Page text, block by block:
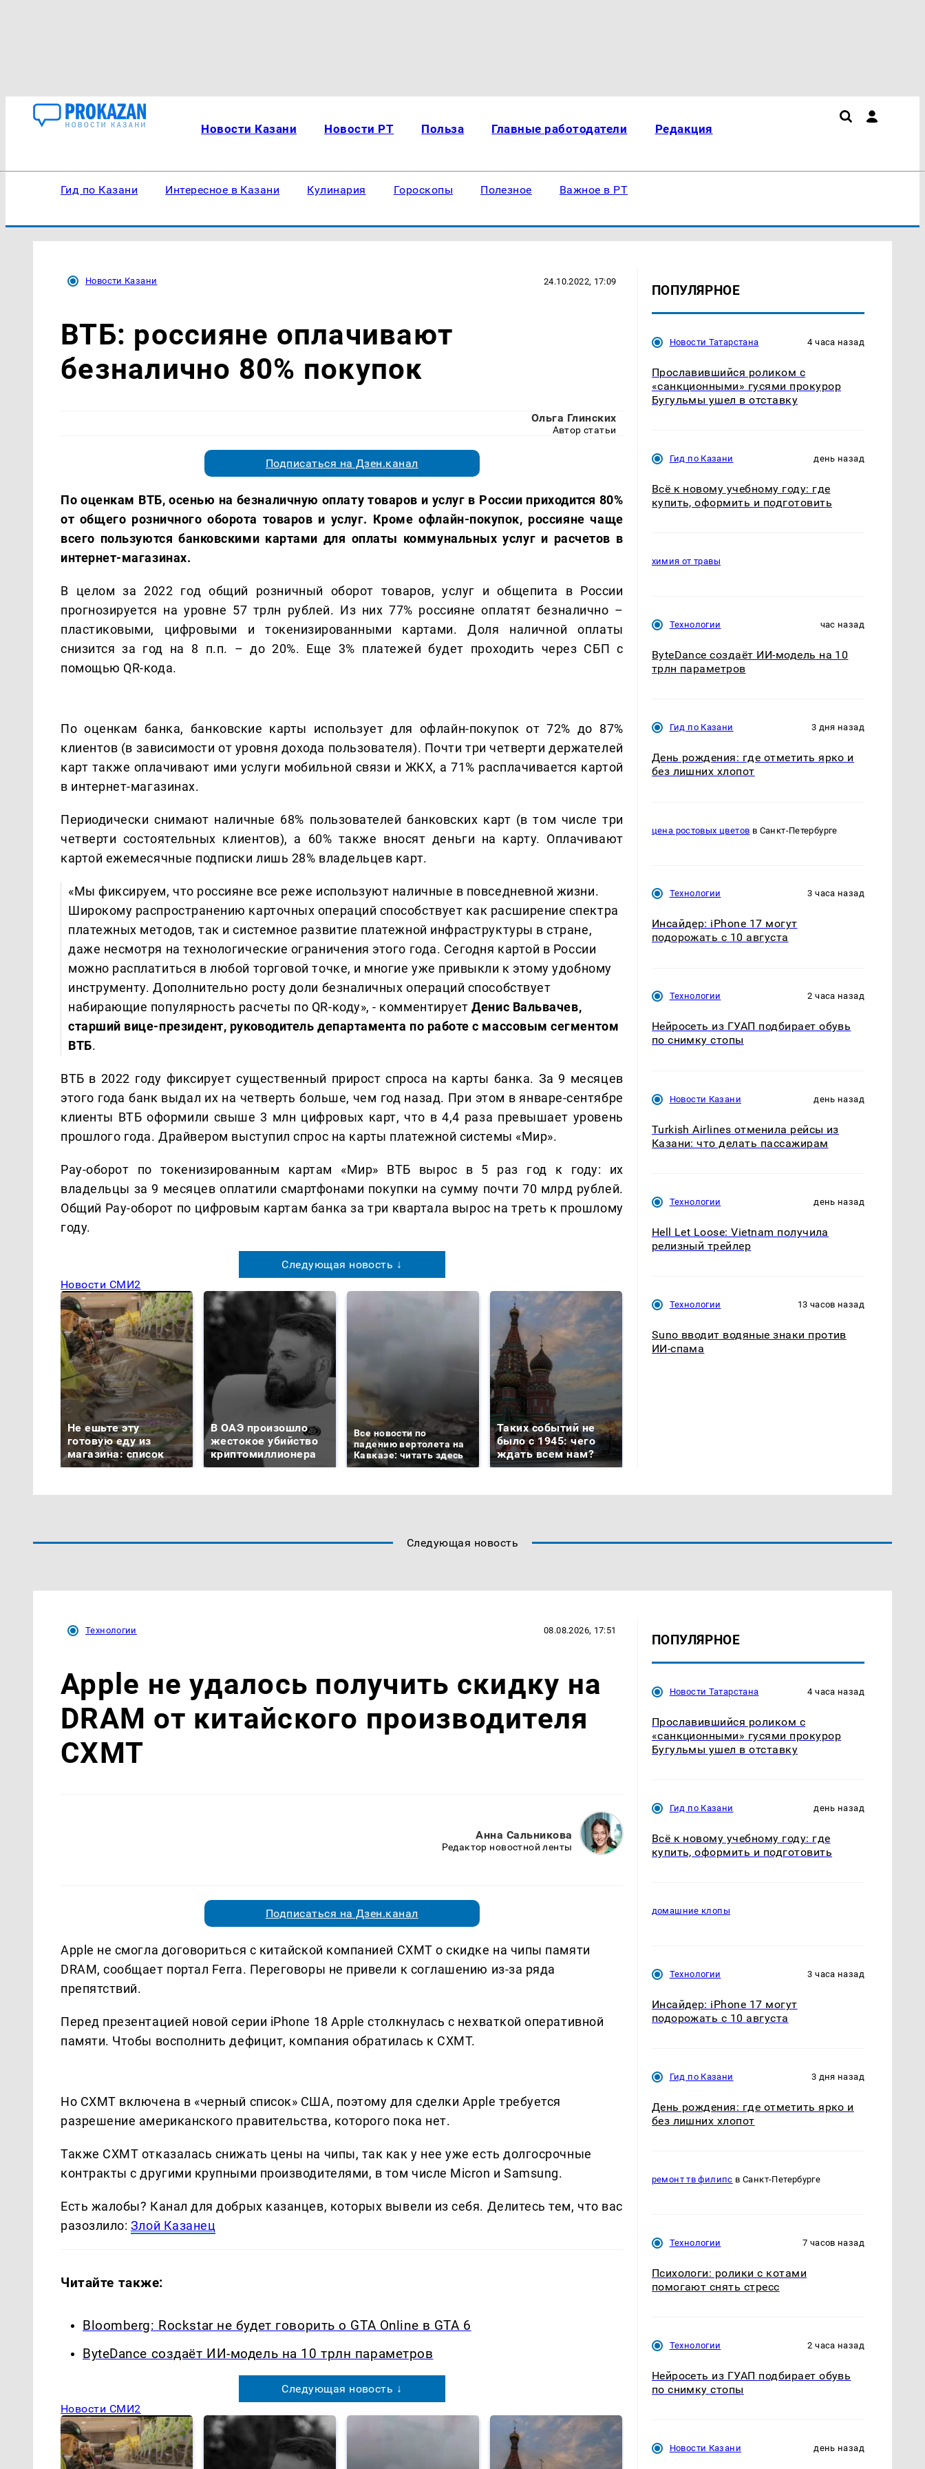
Новости Казани Новости РТ Польза Главные работодатели Редакция
Гид по Казани Интересное в Казани Кулинария Гороскопы Полезное Важное в РТ
Новости Казани 24.10.2022, 17:09
ВТБ: россияне оплачивают
безналично 80% покупок
Ольга Глинских
Автор статьи
Подписаться на Дзен.канал
По оценкам ВТБ, осенью на безналичную оплату товаров и услуг в России приходится 80%
от общего розничного оборота товаров и услуг. Кроме офлайн-покупок, россияне чаще
всего пользуются банковскими картами для оплаты коммунальных услуг и расчетов в
интернет-магазинах.
В целом за 2022 год общий розничный оборот товаров, услуг и общепита в России
прогнозируется на уровне 57 трлн рублей. Из них 77% россияне оплатят безналично –
пластиковыми, цифровыми и токенизированными картами. Доля наличной оплаты
снизится за год на 8 п.п. – до 20%. Еще 3% платежей будет проходить через СБП с
помощью QR-кода.
По оценкам банка, банковские карты использует для офлайн-покупок от 72% до 87%
клиентов (в зависимости от уровня дохода пользователя). Почти три четверти держателей
карт также оплачивают ими услуги мобильной связи и ЖКХ, а 71% расплачивается картой
в интернет-магазинах.
Периодически снимают наличные 68% пользователей банковских карт (в том числе три
четверти состоятельных клиентов), а 60% также вносят деньги на карту. Оплачивают
картой ежемесячные подписки лишь 28% владельцев карт.
«Мы фиксируем, что россияне все реже используют наличные в повседневной жизни.
Широкому распространению карточных операций способствует как расширение спектра
платежных методов, так и системное развитие платежной инфраструктуры в стране,
даже несмотря на технологические ограничения этого года. Сегодня картой в России
можно расплатиться в любой торговой точке, и многие уже привыкли к этому удобному
инструменту. Дополнительно росту доли безналичных операций способствует
набирающие популярность расчеты по QR-коду», - комментируетДенис Вальвачев,
старший вице-президент, руководитель департамента по работе с массовым сегментом
ВТБ.
ВТБ в 2022 году фиксирует существенный прирост спроса на карты банка. За 9 месяцев
этого года банк выдал их на четверть больше, чем год назад. При этом в январе-сентябре
клиенты ВТБ оформили свыше 3 млн цифровых карт, что в 4,4 раза превышает уровень
прошлого года. Драйвером выступил спрос на карты платежной системы «Мир».
Pay-оборот по токенизированным картам «Мир» ВТБ вырос в 5 раз год к году: их
владельцы за 9 месяцев оплатили смартфонами покупки на сумму почти 70 млрд рублей.
Общий Pay-оборот по цифровым картам банка за три квартала вырос на треть к прошлому
году.
Следующая новость ↓
Новости СМИ2
Не ешьте эту
готовую еду из
магазина: список
В ОАЭ произошло
жестокое убийство
криптомиллионера
Все новости по
падению вертолета на
Кавказе: читать здесь
Таких событий не
было с 1945: чего
ждать всем нам?
ПОПУЛЯРНОЕ
Новости Татарстана 4 часа назад
Прославившийся роликом с
«санкционными» гусями прокурор
Бугульмы ушел в отставку
Гид по Казани день назад
Всё к новому учебному году: где
купить, оформить и подготовить
химия от травы
Технологии час назад
ByteDance создаёт ИИ-модель на 10
трлн параметров
Гид по Казани 3 дня назад
День рождения: где отметить ярко и
без лишних хлопот
цена ростовых цветов в Санкт-Петербурге
Технологии 3 часа назад
Инсайдер: iPhone 17 могут
подорожать с 10 августа
Технологии 2 часа назад
Нейросеть из ГУАП подбирает обувь
по снимку стопы
Новости Казани день назад
Turkish Airlines отменила рейсы из
Казани: что делать пассажирам
Технологии день назад
Hell Let Loose: Vietnam получила
релизный трейлер
Технологии 13 часов назад
Suno вводит водяные знаки против
ИИ-спама
Следующая новость
Технологии 08.08.2026, 17:51
Apple не удалось получить скидку на
DRAM от китайского производителя
CXMT
Анна Сальникова
Редактор новостной ленты
Подписаться на Дзен.канал
Apple не смогла договориться с китайской компанией CXMT о скидке на чипы памяти
DRAM, сообщает портал Ferra. Переговоры не привели к соглашению из-за ряда
препятствий.
Перед презентацией новой серии iPhone 18 Apple столкнулась с нехваткой оперативной
памяти. Чтобы восполнить дефицит, компания обратилась к CXMT.
Но CXMT включена в «черный список» США, поэтому для сделки Apple требуется
разрешение американского правительства, которого пока нет.
Также CXMT отказалась снижать цены на чипы, так как у нее уже есть долгосрочные
контракты с другими крупными производителями, в том числе Micron и Samsung.
Есть жалобы? Канал для добрых казанцев, которых вывели из себя. Делитеcь тем, что вас
разозлило: Злой Казанец
Читайте также:
Bloomberg: Rockstar не будет говорить о GTA Online в GTA 6
ByteDance создаёт ИИ-модель на 10 трлн параметров
Следующая новость ↓
Новости СМИ2
ПОПУЛЯРНОЕ
Новости Татарстана 4 часа назад
Прославившийся роликом с
«санкционными» гусями прокурор
Бугульмы ушел в отставку
Гид по Казани день назад
Всё к новому учебному году: где
купить, оформить и подготовить
домашние клопы
Технологии 3 часа назад
Инсайдер: iPhone 17 могут
подорожать с 10 августа
Гид по Казани 3 дня назад
День рождения: где отметить ярко и
без лишних хлопот
ремонт тв филипс в Санкт-Петербурге
Технологии 7 часов назад
Психологи: ролики с котами
помогают снять стресс
Технологии 2 часа назад
Нейросеть из ГУАП подбирает обувь
по снимку стопы
Новости Казани день назад